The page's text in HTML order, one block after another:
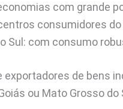
com grande
consumidores
Sul: com consumo
de bens
ou Mato Grosso